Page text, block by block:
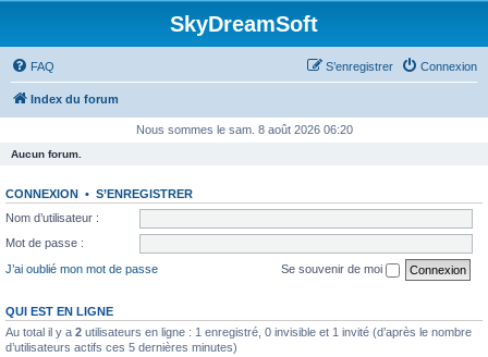
SkyDreamSoft
FAQ Connexion
S’enregistrer
Index du forum
Nous sommes le sam. 8 août 2026 06:20
Aucun forum.
CONNEXION • S’ENREGISTRER
Nom d’utilisateur :
Mot de passe :
J’ai oublié mon mot de passe
Se souvenir de moi
QUI EST EN LIGNE
Au total il y a 2 utilisateurs en ligne : 1 enregistré, 0 invisible et 1 invité (d’après le nombre
d’utilisateurs actifs ces 5 dernières minutes)